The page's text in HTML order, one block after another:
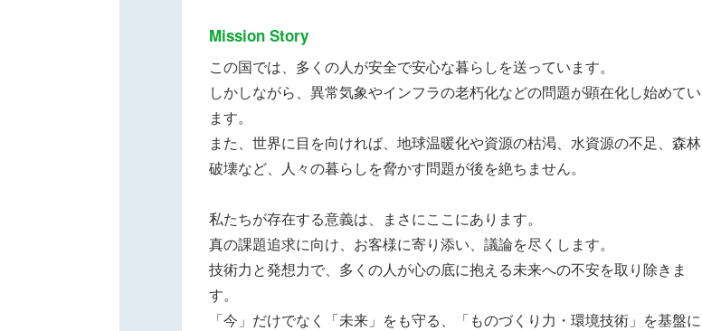
Mission Story
この国では、多くの人が安全で安心な暮らしを送っています。
しかしながら、異常気象やインフラの老朽化などの問題が顕在化し始めてい
ます。
また、世界に目を向ければ、地球温暖化や資源の枯渇、水資源の不足、森林
破壊など、人々の暮らしを脅かす問題が後を絶ちません。
私たちが存在する意義は、まさにここにあります。
真の課題追求に向け、お客様に寄り添い、議論を尽くします。
技術力と発想力で、多くの人が心の底に抱える未来への不安を取り除きま
す。
「今」だけでなく「未来」をも守る、「ものづくり力・環境技術」を基盤に